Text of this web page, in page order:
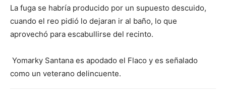
La fuga se habría producido por un supuesto descuido,
cuando el reo pidió lo dejaran ir al baño, lo que
aprovechó para escabullirse del recinto.
Yomarky Santana es apodado el Flaco y es señalado
como un veterano delincuente.